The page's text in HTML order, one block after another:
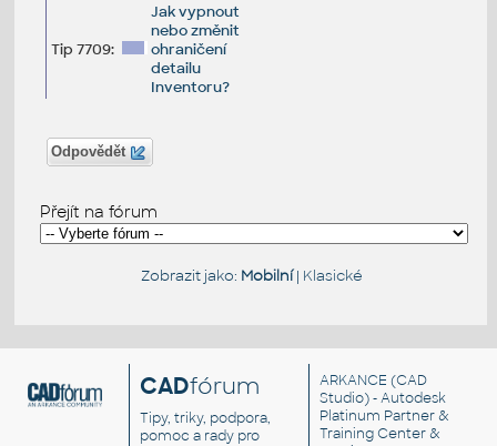
Tip 7709:
Jak vypnout
nebo změnit
ohraničení
detailu
Inventoru?
Odpovědět
Přejít na fórum
Zobrazit jako: Mobilní| Klasické
CADfórum
Tipy, triky, podpora,
pomoc a rady pro
ARKANCE (CAD
Studio) - Autodesk
Platinum Partner &
Training Center &